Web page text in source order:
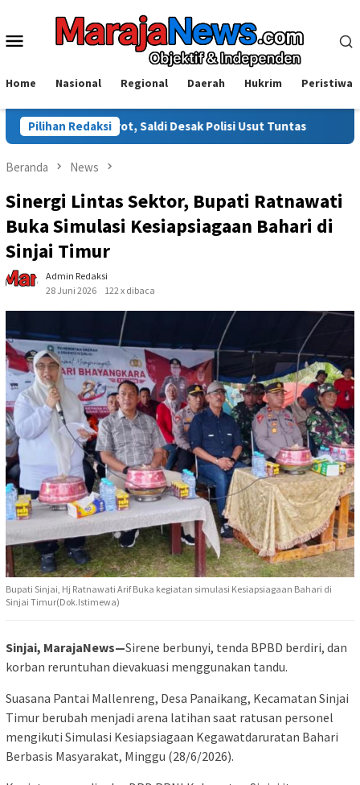
konten
Menu
Home Nasional Regional Daerah Hukrim Peristiwa
Pilihan Redaksi
Saldi Desak Polisi Usut Tuntas Warga Sinjai
Beranda News
Sinergi Lintas Sektor, Bupati Ratnawati
Buka Simulasi Kesiapsiagaan Bahari di
Sinjai Timur
Admin Redaksi
28 Juni 2026
122 x dibaca
Bupati Sinjai, Hj Ratnawati Arif Buka kegiatan simulasi Kesiapsiagaan Bahari di
Sinjai Timur(Dok.Istimewa)
Sinjai, MarajaNews—Sirene berbunyi, tenda BPBD berdiri, dan
korban reruntuhan dievakuasi menggunakan tandu.
Suasana Pantai Mallenreng, Desa Panaikang, Kecamatan Sinjai
Timur berubah menjadi arena latihan saat ratusan personel
mengikuti Simulasi Kesiapsiagaan Kegawatdaruratan Bahari
Berbasis Masyarakat, Minggu (28/6/2026).